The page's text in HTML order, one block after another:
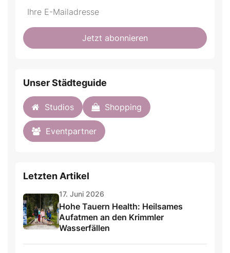
Do
fill
this
*Ihre
Mailadresse:
Jetzt abonnieren
Unser Städteguide
Studios Shopping
Eventpartner
Letzten Artikel
17. Juni 2026
Hohe Tauern Health: Heilsames
Aufatmen an den Krimmler
Wasserfällen